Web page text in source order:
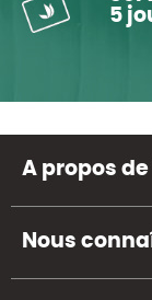
5
A propos
Nous